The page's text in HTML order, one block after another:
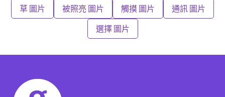
草 圖片 被照亮 圖片 觸摸 圖片 通訊 圖片
選擇 圖片